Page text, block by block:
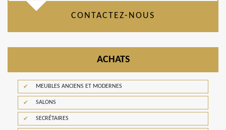
CONTACTEZ-NOUS
ACHATS
MEUBLES ANCIENS ET MODERNES
SALONS
SECRÉTAIRES